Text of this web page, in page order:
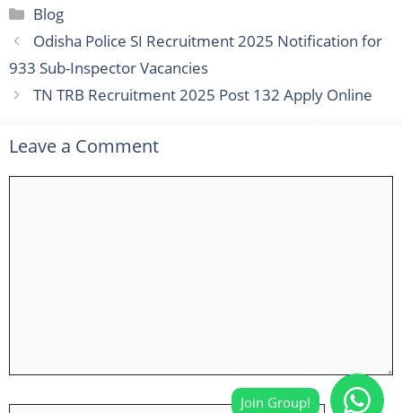
Categories
Blog
Odisha Police SI Recruitment 2025 Notification for
933 Sub-Inspector Vacancies
TN TRB Recruitment 2025 Post 132 Apply Online
Leave a Comment